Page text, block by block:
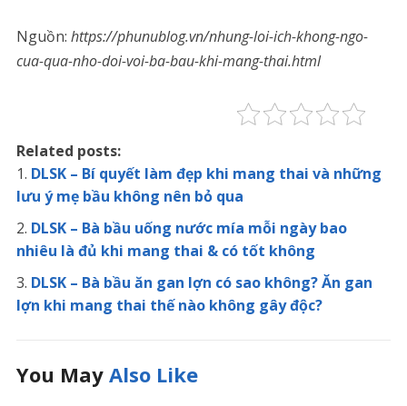
Nguồn: https://phunublog.vn/nhung-loi-ich-khong-ngo-
cua-qua-nho-doi-voi-ba-bau-khi-mang-thai.html
Related posts:
DLSK – Bí quyết làm đẹp khi mang thai và những
lưu ý mẹ bầu không nên bỏ qua
DLSK – Bà bầu uống nước mía mỗi ngày bao
nhiêu là đủ khi mang thai & có tốt không
DLSK – Bà bầu ăn gan lợn có sao không? Ăn gan
lợn khi mang thai thế nào không gây độc?
You May Also Like